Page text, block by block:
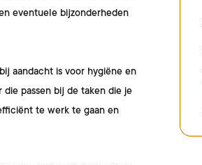
eventuele bijzonderheden
aandacht is voor hygiëne en
passen bij de taken die je
te werk te gaan en